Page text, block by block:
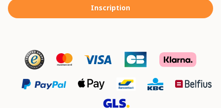
Inscription